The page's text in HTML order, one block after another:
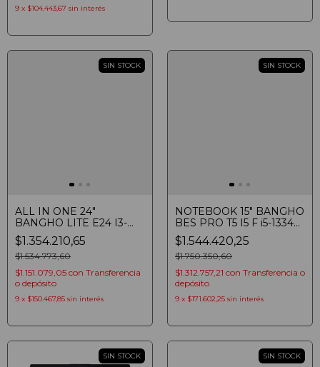
9 x $104.443,67 sin interés
SIN STOCK
ALL IN ONE 24"
BANGHO LITE E24 I3-
12100 8GB SSD 480GB
FHD NEGRO
$1.354.210,65
$1.534.773,60
$1.151.079,05 con Transferencia
o depósito
9 x $150.467,85 sin interés
SIN STOCK
NOTEBOOK 15" BANGHO
BES PRO T5 I5 F i5-1334U
8GB SSD 480GB FHD
$1.544.420,25
$1.750.350,60
$1.312.757,21 con Transferencia o
depósito
9 x $171.602,25 sin interés
SIN STOCK SIN STOCK